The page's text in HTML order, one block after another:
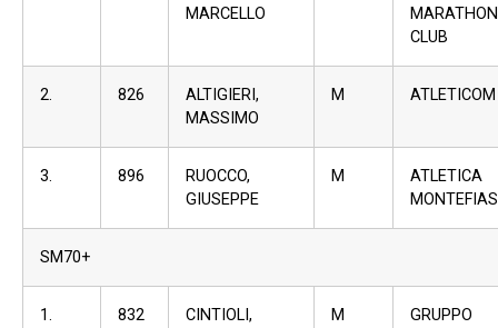
MARCELLO
MARATHON
CLUB
2. 826
ALTIGIERI,
MASSIMO
M
3. 896
RUOCCO,
GIUSEPPE
M
ATLETICA
SM70+
1. 832
CINTIOLI,
M
GRUPPO